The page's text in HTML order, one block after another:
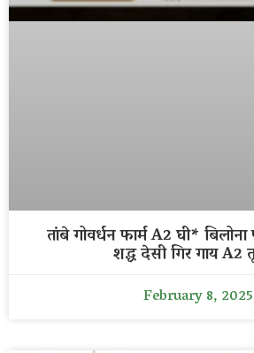
तांबे गोवर्धन फार्म A2 घी*
शद्ध देसी गिर गाय
February 8, 2025